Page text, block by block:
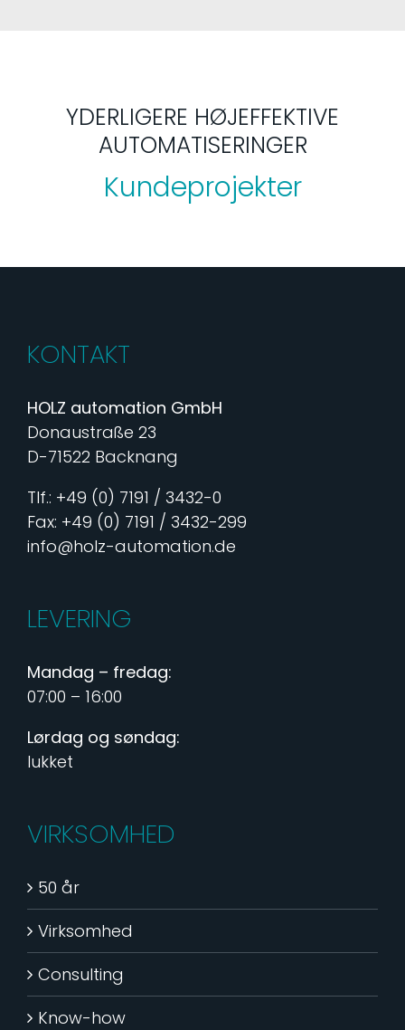
YDERLIGERE HØJEFFEKTIVE
AUTOMATISERINGER
Kundeprojekter
KONTAKT
HOLZ automation GmbH
Donaustraße 23
D-71522 Backnang
Tlf.: +49 (0) 7191 / 3432-0
Fax: +49 (0) 7191 / 3432-299
info@holz-automation.de
LEVERING
Mandag – fredag:
07:00 – 16:00
Lørdag og søndag:
lukket
VIRKSOMHED
50 år
Virksomhed
Consulting
Know-how